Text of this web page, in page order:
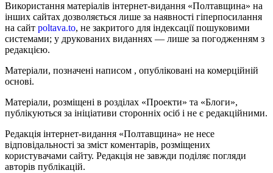
Використання матеріалів інтернет-видання «Полтавщина» на
інших сайтах дозволяється лише за наявності гіперпосилання
на сайт poltava.to, не закритого для індексації пошуковими
системами; у друкованих виданнях — лише за погодженням з
редакцією.
Матеріали, позначені написом , опубліковані на комерційній
основі.
Матеріали, розміщені в розділах «Проекти» та «Блоги»,
публікуються за ініціативи сторонніх осіб і не є редакційними.
Редакція інтернет-видання «Полтавщина» не несе
відповідальності за зміст коментарів, розміщених
користувачами сайту. Редакція не завжди поділяє погляди
авторів публікацій.